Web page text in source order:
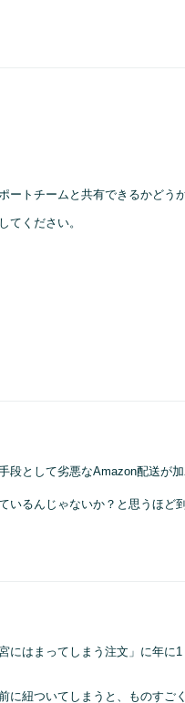
トチームと共有できるかどう
てください。
として劣悪なAmazon配送が
るんじゃないか？と思うほど
はまってしまう注文」に年に1
紐ついてしまうと、ものすごく